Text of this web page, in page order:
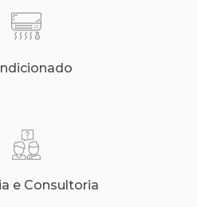
e Consultoria